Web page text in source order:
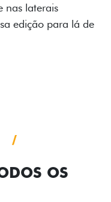
nas laterais
edição para lá de
OS